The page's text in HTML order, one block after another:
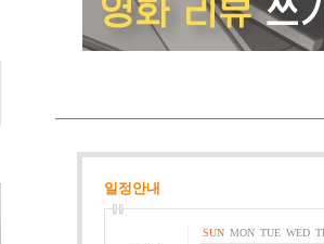
일정안내
SUN MON TUE WED